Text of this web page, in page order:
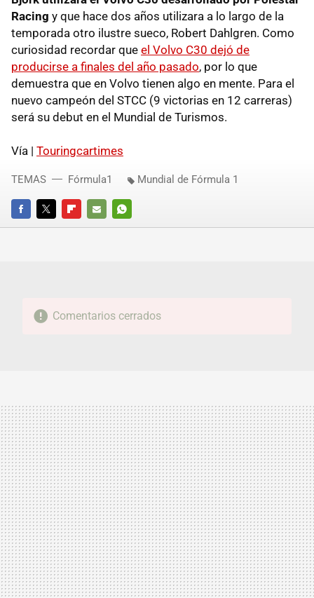
Racing y que hace dos años utilizara a lo largo de la
temporada otro ilustre sueco, Robert Dahlgren. Como
curiosidad recordar que el Volvo C30 dejó de
producirse a finales del año pasado, por lo que
demuestra que en Volvo tienen algo en mente. Para el
nuevo campeón del STCC (9 victorias en 12 carreras)
será su debut en el Mundial de Turismos.
Vía | Touringcartimes
FACEBOOKTWITTERFLIPBOARD
E-
WHATSAPP
TEMAS Fórmula1 Mundial de Fórmula 1
Comentarios cerrados